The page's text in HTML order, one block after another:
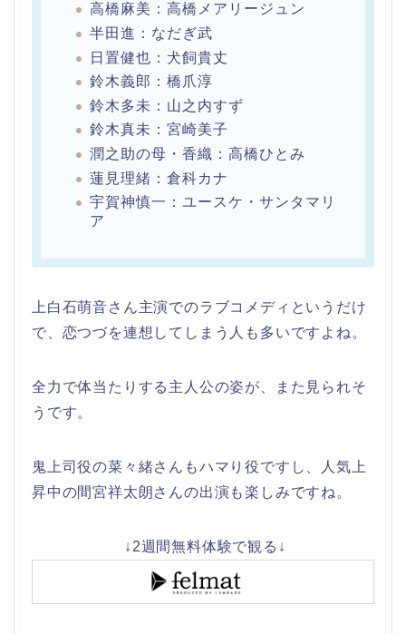
高橋麻美：高橋メアリージュン
半田進：なだぎ武
日置健也：犬飼貴丈
鈴木義郎：橋爪淳
鈴木多未：山之内すず
鈴木真未：宮崎美子
潤之助の母・香織：高橋ひとみ
蓮見理緒：倉科カナ
宇賀神慎一：ユースケ・サンタマリ
ア
上白石萌音さん主演でのラブコメディというだけ
で、恋つづを連想してしまう人も多いですよね。
全力で体当たりする主人公の姿が、また見られそ
うです。
鬼上司役の菜々緒さんもハマり役ですし、人気上
昇中の間宮祥太朗さんの出演も楽しみですね。
↓2週間無料体験で観る↓